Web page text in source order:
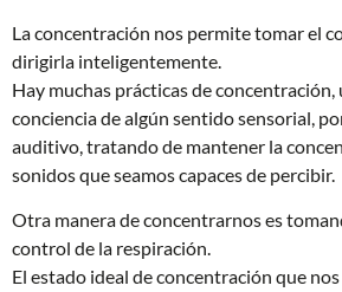
La concentración nos permite tomar el
dirigirla inteligentemente.
Hay muchas prácticas de concentración,
conciencia de algún sentido sensorial,
auditivo, tratando de mantener la
sonidos que seamos capaces de percibir.
Otra manera de concentrarnos es
control de la respiración.
El estado ideal de concentración que